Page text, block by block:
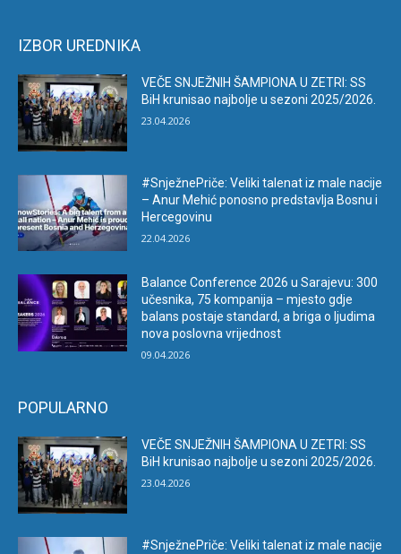
IZBOR UREDNIKA
VEČE SNJEŽNIH ŠAMPIONA U ZETRI: SS
BiH krunisao najbolje u sezoni 2025/2026.
23.04.2026
#SnježnePriče: Veliki talenat iz male nacije
– Anur Mehić ponosno predstavlja Bosnu i
Hercegovinu
22.04.2026
Balance Conference 2026 u Sarajevu: 300
učesnika, 75 kompanija – mjesto gdje
balans postaje standard, a briga o ljudima
nova poslovna vrijednost
09.04.2026
POPULARNO
VEČE SNJEŽNIH ŠAMPIONA U ZETRI: SS
BiH krunisao najbolje u sezoni 2025/2026.
23.04.2026
#SnježnePriče: Veliki talenat iz male nacije